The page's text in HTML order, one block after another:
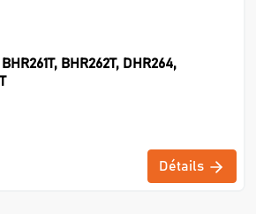
BHR262T, DHR264,
Détails